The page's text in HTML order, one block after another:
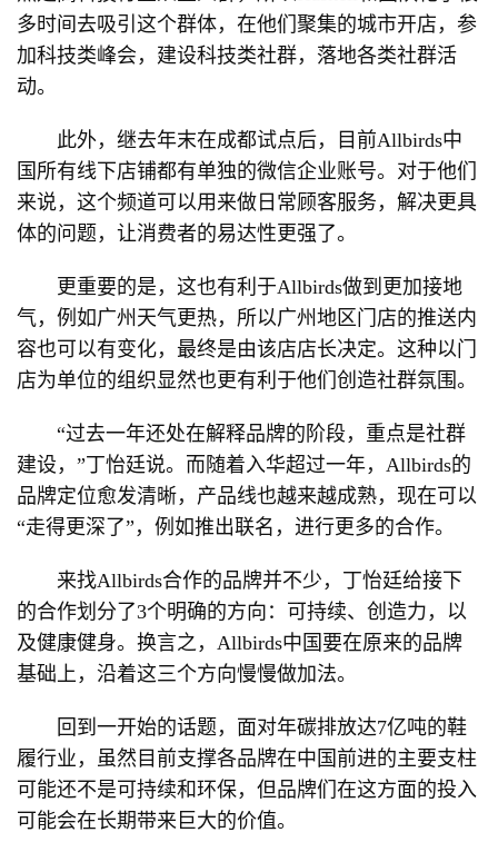
多时间去吸引这个群体，在他们聚集的城市开店，参
加科技类峰会，建设科技类社群，落地各类社群活
动。
此外，继去年末在成都试点后，目前Allbirds中
国所有线下店铺都有单独的微信企业账号。对于他们
来说，这个频道可以用来做日常顾客服务，解决更具
体的问题，让消费者的易达性更强了。
更重要的是，这也有利于Allbirds做到更加接地
气，例如广州天气更热，所以广州地区门店的推送内
容也可以有变化，最终是由该店店长决定。这种以门
店为单位的组织显然也更有利于他们创造社群氛围。
“过去一年还处在解释品牌的阶段，重点是社群
建设，”丁怡廷说。而随着入华超过一年，Allbirds的
品牌定位愈发清晰，产品线也越来越成熟，现在可以
“走得更深了”，例如推出联名，进行更多的合作。
来找Allbirds合作的品牌并不少，丁怡廷给接下
的合作划分了3个明确的方向：可持续、创造力，以
及健康健身。换言之，Allbirds中国要在原来的品牌
基础上，沿着这三个方向慢慢做加法。
回到一开始的话题，面对年碳排放达7亿吨的鞋
履行业，虽然目前支撑各品牌在中国前进的主要支柱
可能还不是可持续和环保，但品牌们在这方面的投入
可能会在长期带来巨大的价值。